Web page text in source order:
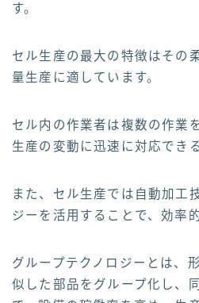
す。
セル生産の最大の特徴はその
量生産に適しています。
セル内の作業者は複数の作業
生産の変動に迅速に対応でき
また、セル生産では自動加工
ジーを活用することで、効率
グループテクノロジーとは、
似した部品をグループ化し、